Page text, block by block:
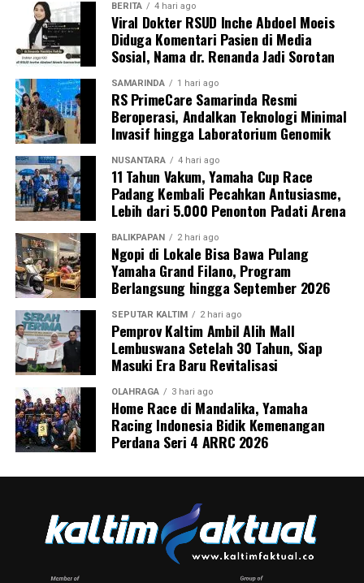
BERITA 4 hari ago
Viral Dokter RSUD Inche Abdoel Moeis
Diduga Komentari Pasien di Media
Sosial, Nama dr. Renanda Jadi Sorotan
SAMARINDA 1 hari ago
RS PrimeCare Samarinda Resmi
Beroperasi, Andalkan Teknologi Minimal
Invasif hingga Laboratorium Genomik
NUSANTARA 4 hari ago
11 Tahun Vakum, Yamaha Cup Race
Padang Kembali Pecahkan Antusiasme,
Lebih dari 5.000 Penonton Padati Arena
BALIKPAPAN 2 hari ago
Ngopi di Lokale Bisa Bawa Pulang
Yamaha Grand Filano, Program
Berlangsung hingga September 2026
SEPUTAR KALTIM 2 hari ago
Pemprov Kaltim Ambil Alih Mall
Lembuswana Setelah 30 Tahun, Siap
Masuki Era Baru Revitalisasi
OLAHRAGA 3 hari ago
Home Race di Mandalika, Yamaha
Racing Indonesia Bidik Kemenangan
Perdana Seri 4 ARRC 2026